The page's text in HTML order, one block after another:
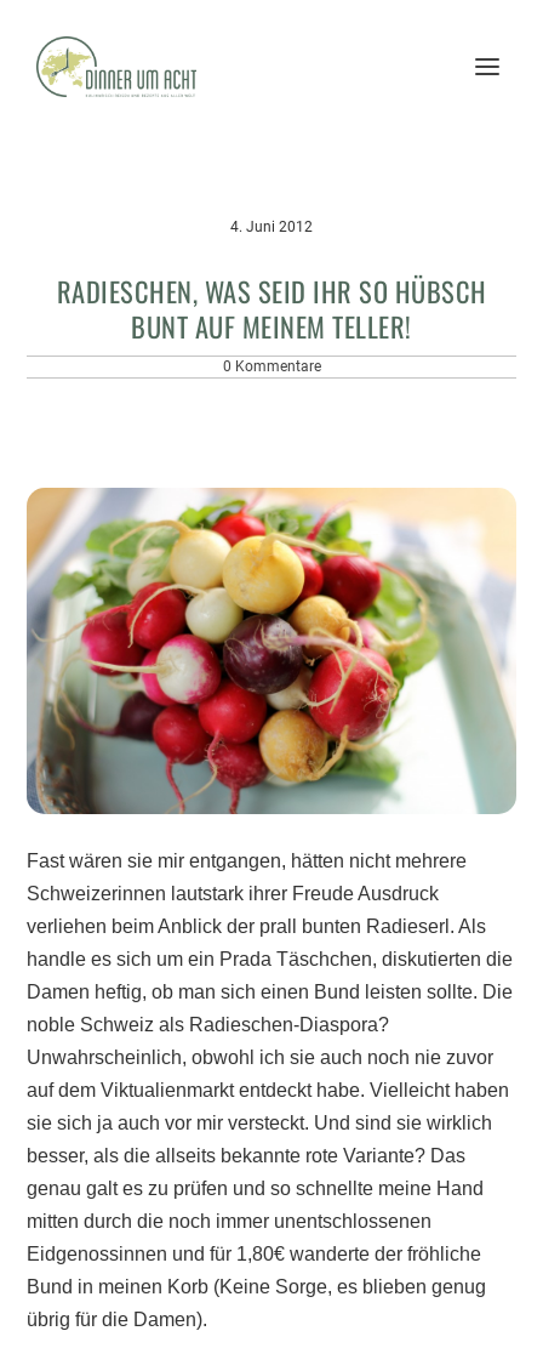
4. Juni 2012
RADIESCHEN, WAS SEID IHR SO HÜBSCH
BUNT AUF MEINEM TELLER!
0 Kommentare
Fast wären sie mir entgangen, hätten nicht mehrere
Schweizerinnen lautstark ihrer Freude Ausdruck
verliehen beim Anblick der prall bunten Radieserl. Als
handle es sich um ein Prada Täschchen, diskutierten die
Damen heftig, ob man sich einen Bund leisten sollte. Die
noble Schweiz als Radieschen-Diaspora?
Unwahrscheinlich, obwohl ich sie auch noch nie zuvor
auf dem Viktualienmarkt entdeckt habe. Vielleicht haben
sie sich ja auch vor mir versteckt. Und sind sie wirklich
besser, als die allseits bekannte rote Variante? Das
genau galt es zu prüfen und so schnellte meine Hand
mitten durch die noch immer unentschlossenen
Eidgenossinnen und für 1,80€ wanderte der fröhliche
Bund in meinen Korb (Keine Sorge, es blieben genug
übrig für die Damen).